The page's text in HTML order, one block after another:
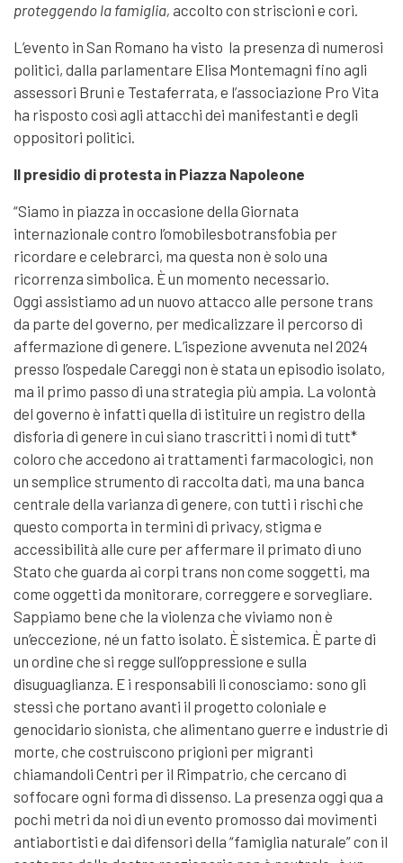
proteggendo la famiglia, accolto con striscioni e cori.
L’evento in San Romano ha visto la presenza di numerosi
politici, dalla parlamentare Elisa Montemagni fino agli
assessori Bruni e Testaferrata, e l’associazione Pro Vita
ha risposto così agli attacchi dei manifestanti e degli
oppositori politici.
Il presidio di protesta in Piazza Napoleone
“Siamo in piazza in occasione della Giornata
internazionale contro l’omobilesbotransfobia per
ricordare e celebrarci, ma questa non è solo una
ricorrenza simbolica. È un momento necessario.
Oggi assistiamo ad un nuovo attacco alle persone trans
da parte del governo, per medicalizzare il percorso di
affermazione di genere. L’ispezione avvenuta nel 2024
presso l’ospedale Careggi non è stata un episodio isolato,
ma il primo passo di una strategia più ampia. La volontà
del governo è infatti quella di istituire un registro della
disforia di genere in cui siano trascritti i nomi di tutt*
coloro che accedono ai trattamenti farmacologici, non
un semplice strumento di raccolta dati, ma una banca
centrale della varianza di genere, con tutti i rischi che
questo comporta in termini di privacy, stigma e
accessibilità alle cure per affermare il primato di uno
Stato che guarda ai corpi trans non come soggetti, ma
come oggetti da monitorare, correggere e sorvegliare.
Sappiamo bene che la violenza che viviamo non è
un’eccezione, né un fatto isolato. È sistemica. È parte di
un ordine che si regge sull’oppressione e sulla
disuguaglianza. E i responsabili li conosciamo: sono gli
stessi che portano avanti il progetto coloniale e
genocidario sionista, che alimentano guerre e industrie di
morte, che costruiscono prigioni per migranti
chiamandoli Centri per il Rimpatrio, che cercano di
soffocare ogni forma di dissenso. La presenza oggi qua a
pochi metri da noi di un evento promosso dai movimenti
antiabortisti e dai difensori della “famiglia naturale” con il